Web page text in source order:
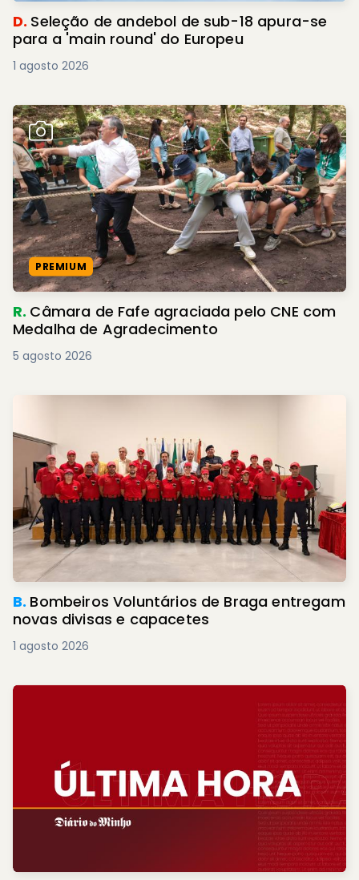
D. Seleção de andebol de sub-18 apura-se
para a 'main round' do Europeu
1 agosto 2026
PREMIUM
R. Câmara de Fafe agraciada pelo CNE com
Medalha de Agradecimento
5 agosto 2026
B. Bombeiros Voluntários de Braga entregam
novas divisas e capacetes
1 agosto 2026